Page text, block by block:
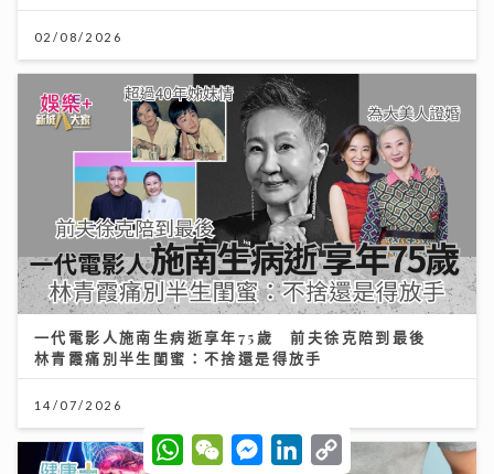
02/08/2026
一代電影人施南生病逝享年75歲 前夫徐克陪到最後
林青霞痛別半生閨蜜：不捨還是得放手
14/07/2026
W
h
W
e
M
e
L
C
o